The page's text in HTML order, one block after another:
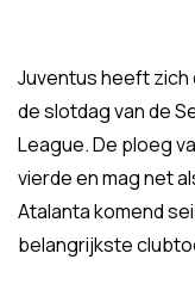
Juventus heeft zich
de slotdag van de
League. De ploeg
vierde en mag net
Atalanta komend
belangrijkste